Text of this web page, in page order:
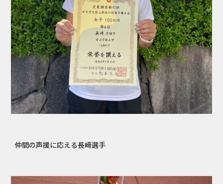
仲間の声援に応える長﨑選手